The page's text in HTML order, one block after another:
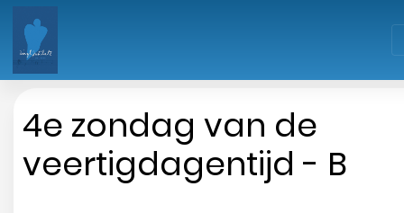
4e zondag van de
veertigdagentijd - B